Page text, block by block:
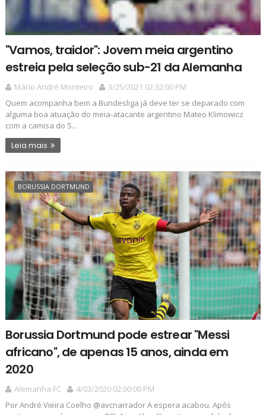
"Vamos, traidor": Jovem meia argentino
estreia pela seleção sub-21 da Alemanha
Mário André Monteiro
3/25/2021 02:32:00 PM
Quem acompanha bem a Bundesliga já deve ter se deparado com
alguma boa atuação do meia-atacante argentino Mateo Klimowicz
com a camisa do S...
Leia mais
BORUSSIA DORTMUND
Borussia Dortmund pode estrear "Messi
africano", de apenas 15 anos, ainda em
2020
Alemanha FC
4/03/2020 02:00:00 PM
Por André Vieira Coelho @avcnarrador A espera acabou. Após